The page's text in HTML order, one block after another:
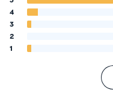
4
3
2
1